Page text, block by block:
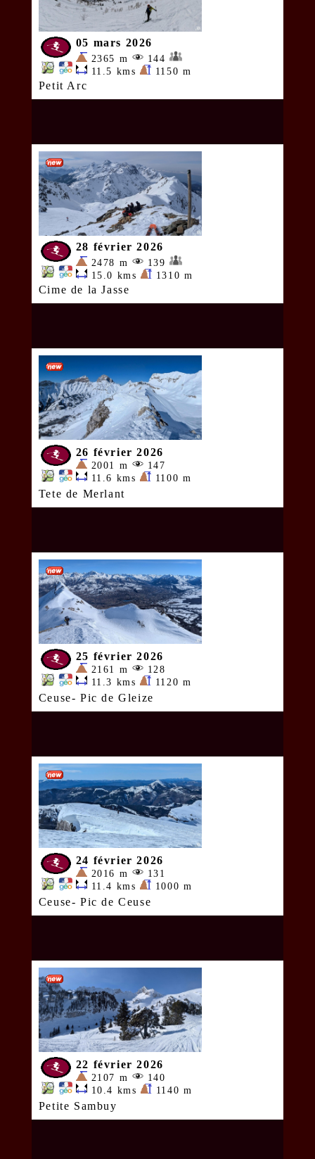
05 mars 2026
2365 m
144
11.5 kms
1150 m
Petit Arc
28 février 2026
2478 m
139
15.0 kms
1310 m
Cime de la Jasse
26 février 2026
2001 m
147
11.6 kms
1100 m
Tete de Merlant
25 février 2026
2161 m
128
11.3 kms
1120 m
Ceuse- Pic de Gleize
24 février 2026
2016 m
131
11.4 kms
1000 m
Ceuse- Pic de Ceuse
22 février 2026
2107 m
140
10.4 kms
1140 m
Petite Sambuy